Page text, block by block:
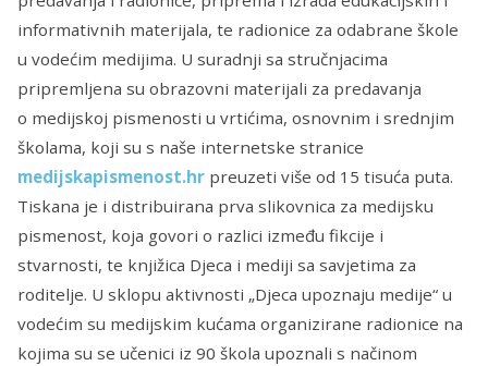
informativnih materijala, te radionice za odabrane škole
u vodećim medijima. U suradnji sa stručnjacima
pripremljena su obrazovni materijali za predavanja
o medijskoj pismenosti u vrtićima, osnovnim i srednjim
školama, koji su s naše internetske stranice
medijskapismenost.hr preuzeti više od 15 tisuća puta.
Tiskana je i distribuirana prva slikovnica za medijsku
pismenost, koja govori o razlici između fikcije i
stvarnosti, te knjižica Djeca i mediji sa savjetima za
roditelje. U sklopu aktivnosti „Djeca upoznaju medije“ u
vodećim su medijskim kućama organizirane radionice na
kojima su se učenici iz 90 škola upoznali s načinom